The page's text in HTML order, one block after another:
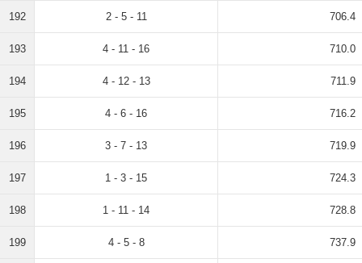
192 2 - 5 - 11 706.4
193 4 - 11 - 16 710.0
194 4 - 12 - 13 711.9
195 4 - 6 - 16 716.2
196 3 - 7 - 13 719.9
197 1 - 3 - 15 724.3
198 1 - 11 - 14 728.8
199 4 - 5 - 8 737.9